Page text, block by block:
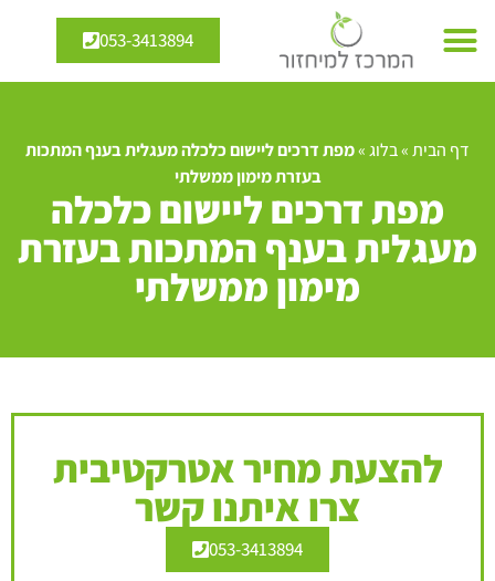
053-3413894
דף הבית»בלוג»מפת דרכים ליישום כלכלה מעגלית בענף המתכות
בעזרת מימון ממשלתי
מפת דרכים ליישום כלכלה
מעגלית בענף המתכות בעזרת
מימון ממשלתי
להצעת מחיר אטרקטיבית
צרו איתנו קשר
053-3413894